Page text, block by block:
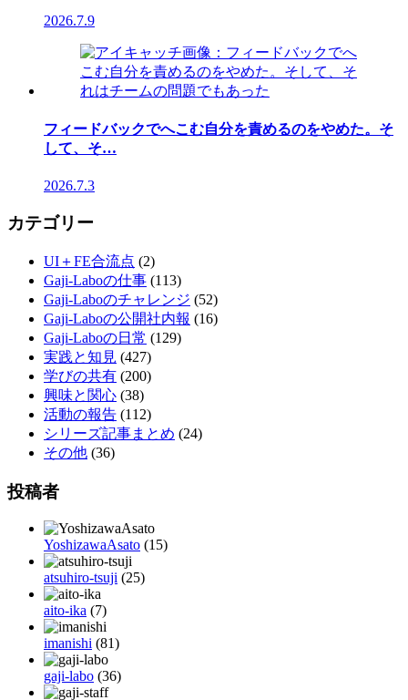
2026.7.9
フィードバックでへこむ自分を責めるのをやめた。そ
して、そ…
2026.7.3
カテゴリー
UI＋FE合流点 (2)
Gaji-Laboの仕事 (113)
Gaji-Laboのチャレンジ (52)
Gaji-Laboの公開社内報 (16)
Gaji-Laboの日常 (129)
実践と知見 (427)
学びの共有 (200)
興味と関心 (38)
活動の報告 (112)
シリーズ記事まとめ (24)
その他 (36)
投稿者
YoshizawaAsato (15)
atsuhiro-tsuji (25)
aito-ika (7)
imanishi (81)
gaji-labo (36)